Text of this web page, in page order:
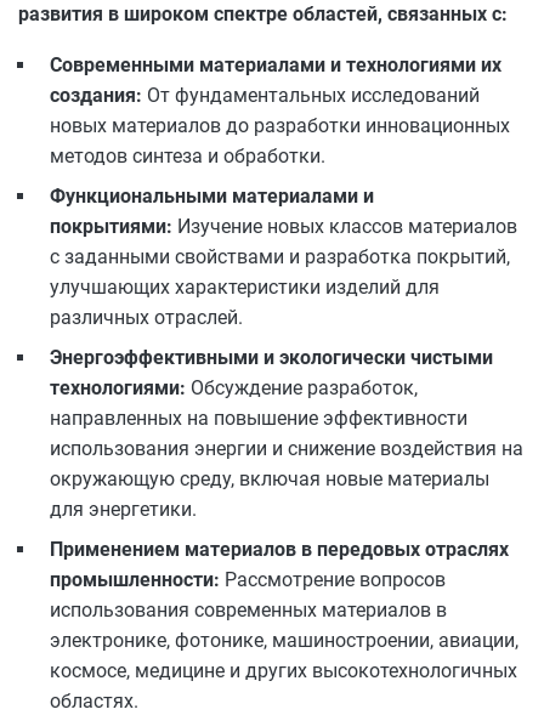
развития в широком спектре областей, связанных с:
Современными материалами и технологиями их
создания: От фундаментальных исследований
новых материалов до разработки инновационных
методов синтеза и обработки.
Функциональными материалами и
покрытиями: Изучение новых классов материалов
с заданными свойствами и разработка покрытий,
улучшающих характеристики изделий для
различных отраслей.
Энергоэффективными и экологически чистыми
технологиями: Обсуждение разработок,
направленных на повышение эффективности
использования энергии и снижение воздействия на
окружающую среду, включая новые материалы
для энергетики.
Применением материалов в передовых отраслях
промышленности: Рассмотрение вопросов
использования современных материалов в
электронике, фотонике, машиностроении, авиации,
космосе, медицине и других высокотехнологичных
областях.